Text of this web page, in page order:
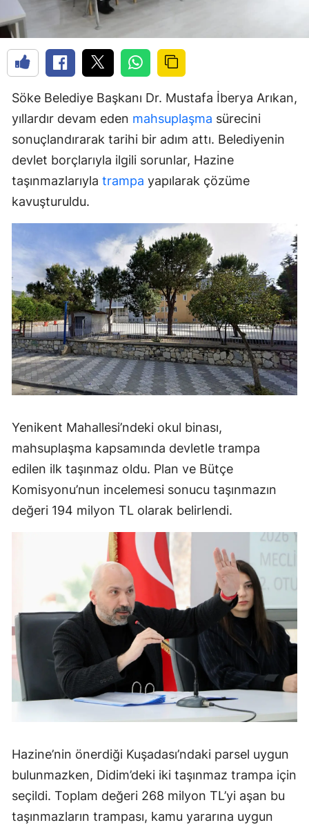
Söke Belediye Başkanı Dr. Mustafa İberya Arıkan,
yıllardır devam eden mahsuplaşma sürecini
sonuçlandırarak tarihi bir adım attı. Belediyenin
devlet borçlarıyla ilgili sorunlar, Hazine
taşınmazlarıyla trampa yapılarak çözüme
kavuşturuldu.
Yenikent Mahallesi’ndeki okul binası,
mahsuplaşma kapsamında devletle trampa
edilen ilk taşınmaz oldu. Plan ve Bütçe
Komisyonu’nun incelemesi sonucu taşınmazın
değeri 194 milyon TL olarak belirlendi.
Hazine’nin önerdiği Kuşadası’ndaki parsel uygun
bulunmazken, Didim’deki iki taşınmaz trampa için
seçildi. Toplam değeri 268 milyon TL’yi aşan bu
taşınmazların trampası, kamu yararına uygun